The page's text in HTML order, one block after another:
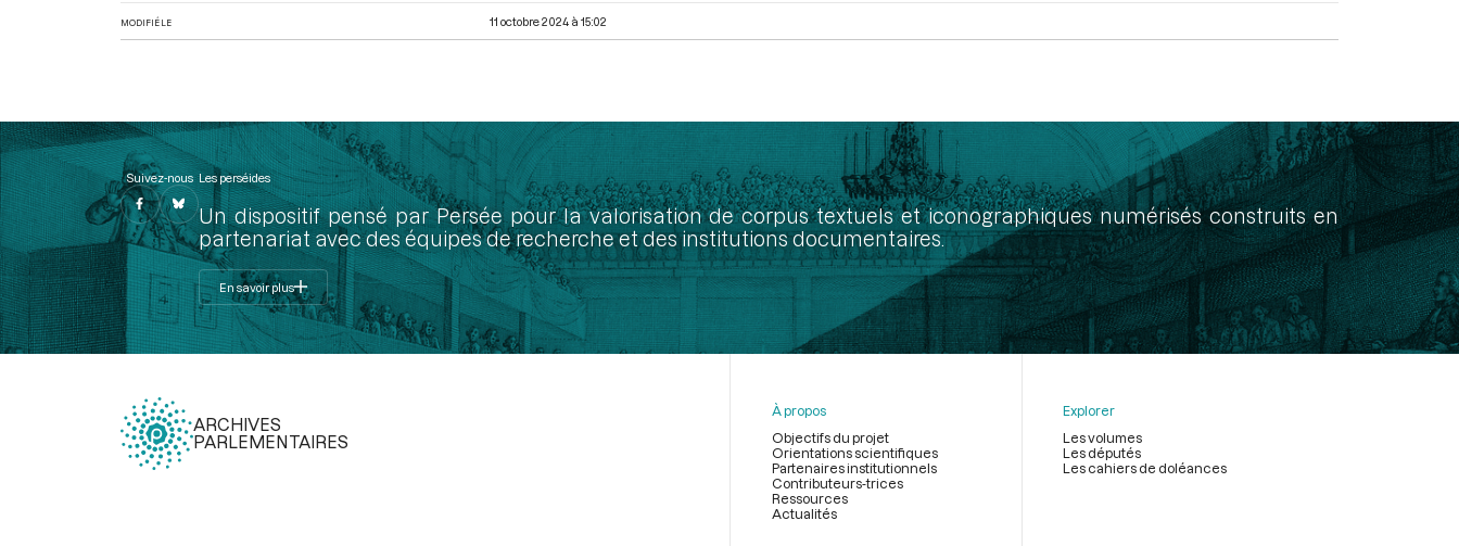
MODIFIÉ LE 11 octobre 2024 à 15:02
Suivez-nous Les perséides
Un dispositif pensé par Persée pour la valorisation de corpus textuels et iconographiques numérisés construits en
partenariat avec des équipes de recherche et des institutions documentaires.
En savoir plus
ARCHIVES
PARLEMENTAIRES
À propos
Objectifs du projet
Orientations scientifiques
Partenaires institutionnels
Contributeurs-trices
Ressources
Actualités
Explorer
Les volumes
Les députés
Les cahiers de doléances